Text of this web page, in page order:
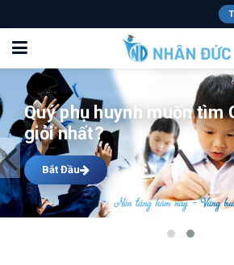
Gia sư Nhân Đức có đội
giỏi nhất
Bắt Đầu